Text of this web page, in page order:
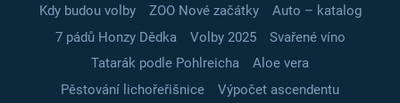
Kdy budou volby
ZOO Nové začátky
Auto – katalog
7 pádů Honzy Dědka
Volby 2025
Svařené víno
Tatarák podle Pohlreicha
Aloe vera
Pěstování lichořeřišnice
Výpočet ascendentu